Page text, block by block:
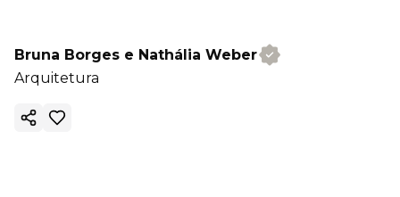
Bruna Borges e Nathália Weber
Arquitetura
Copy ink